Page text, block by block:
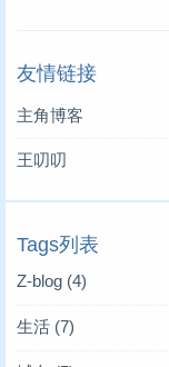
友情链接
主角博客
王叨叨
Tags列表
Z-blog (4)
生活 (7)